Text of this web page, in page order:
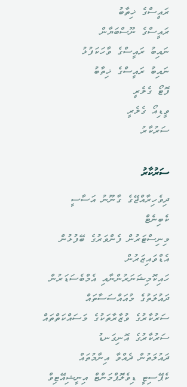
ރައީސްގެ ޚިތާބު
ރައީސްގެ ނޫސްބަޔާން
ނައިބު ރައީސްގެ ވާހަކަފުޅު
ނައިބު ރައީސްގެ ޚިތާބު
ފޮޓޯ ގެލެރީ
ވީޑިއޯ ގެލެރީ
ސަރުކާރު
ސަރުކާރު
ދިވެހިރާއްޖޭގެ ގާނޫނު އަސާސީ
ކެބިނެޓް
މިނިސްޓަރުން ފެންވަރުގެ ބޭފުޅުން
އެޑްވައިޒަރުން
ހައިކޮމިޝަނަރުންނާއި އެމްބެސަޑަރުން
ދައުލަތުގެ މުއައްސަސާތައް
ސަރުކާރުގެ ވުޒާރާތަކުގެ މަސައްކަތްތައް
ސަރުކާރުގެ އޮނިގަނޑު
ދައުލަތުން ދެއްވާ އިނާމުތައް
ކެޕޭސިޓީ ޑިވެލޮޕްމަންޓް އިނީޝިއޭޓިވް